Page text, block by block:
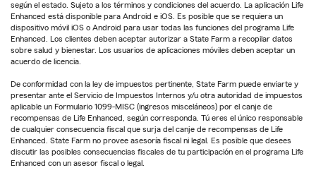
según el estado. Sujeto a los términos y condiciones del acuerdo. La aplicación Life
Enhanced está disponible para Android e iOS. Es posible que se requiera un
dispositivo móvil iOS o Android para usar todas las funciones del programa Life
Enhanced. Los clientes deben aceptar autorizar a State Farm a recopilar datos
sobre salud y bienestar. Los usuarios de aplicaciones móviles deben aceptar un
acuerdo de licencia.
De conformidad con la ley de impuestos pertinente, State Farm puede enviarte y
presentar ante el Servicio de Impuestos Internos y/u otra autoridad de impuestos
aplicable un Formulario 1099-MISC (ingresos misceláneos) por el canje de
recompensas de Life Enhanced, según corresponda. Tú eres el único responsable
de cualquier consecuencia fiscal que surja del canje de recompensas de Life
Enhanced. State Farm no provee asesoría fiscal ni legal. Es posible que desees
discutir las posibles consecuencias fiscales de tu participación en el programa Life
Enhanced con un asesor fiscal o legal.